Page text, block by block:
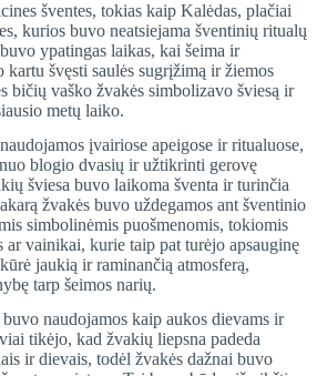
šventes, tokias kaip Kalėdas, plačiai
kurios buvo neatsiejama šventinių ritualų
ypatingas laikas, kai šeima ir
kartu švęsti saulės sugrįžimą ir žiemos
bičių vaško žvakės simbolizavo šviesą ir
metų laiko​.
įvairiose apeigose ir ritualuose,
blogio dvasių ir užtikrinti gerovę
šviesa buvo laikoma šventa ir turinčia
žvakės buvo uždegamos ant šventinio
simbolinėmis puošmenomis, tokiomis
ar vainikai, kurie taip pat turėjo apsauginę
jaukią ir raminančią atmosferą,
tarp šeimos narių​.
naudojamos kaip aukos dievams ir
tikėjo, kad žvakių liepsna padeda
ir dievais, todėl žvakės dažnai buvo